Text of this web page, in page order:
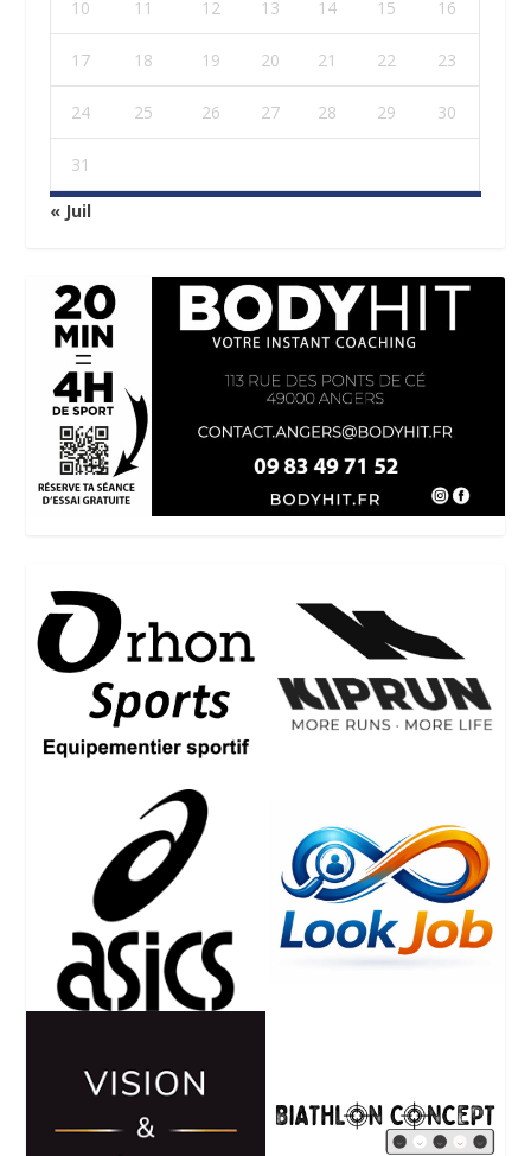
10 11 12 13 14 15 16
17 18 19 20 21 22 23
24 25 26 27 28 29 30
31
« Juil